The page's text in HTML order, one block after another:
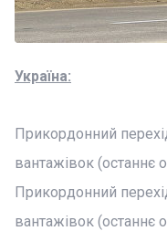
Україна:
Прикордонний
вантажівок (останнє
Прикордонний
вантажівок (останнє